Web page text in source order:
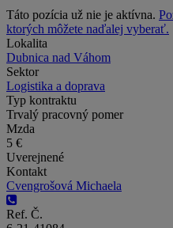
Táto pozícia už nie je aktívna.
ktorých môžete naďalej vyberať.
Lokalita
Dubnica nad Váhom
Sektor
Logistika a doprava
Typ kontraktu
Trvalý pracovný pomer
Mzda
5 €
Uverejnené
Kontakt
Cvengrošová Michaela
Ref. Č.